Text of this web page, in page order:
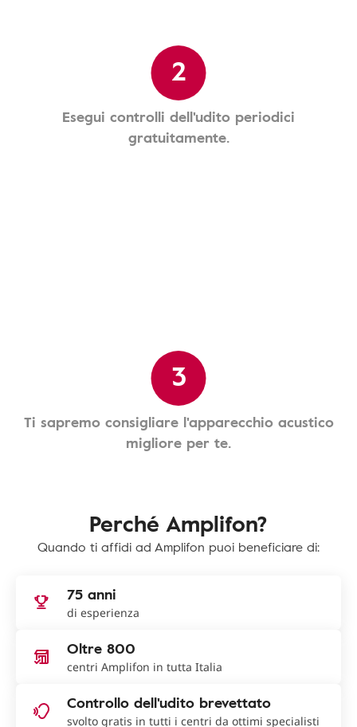
2
Esegui controlli dell'udito periodici
gratuitamente.
3
Ti sapremo consigliare l'apparecchio acustico
migliore per te.
Perché Amplifon?
Quando ti affidi ad Amplifon puoi beneficiare di:
75 anni
di esperienza
Oltre 800
centri Amplifon in tutta Italia
Controllo dell'udito brevettato
svolto gratis in tutti i centri da ottimi specialisti